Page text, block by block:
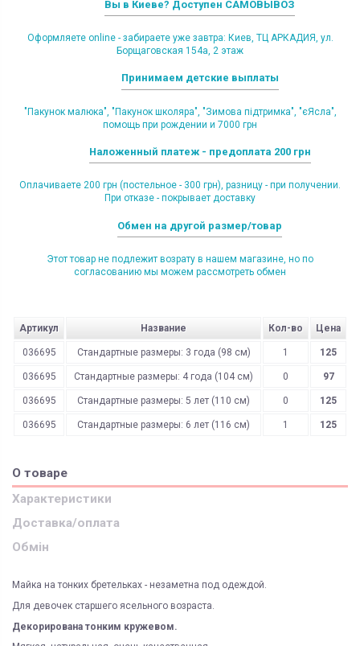
Вы в Киеве? Доступен САМОВЫВОЗ
Оформляете online - забираете уже завтра: Киев, ТЦ АРКАДИЯ, ул.
Борщаговская 154а, 2 этаж
Принимаем детские выплаты
"Пакунок малюка", "Пакунок школяра", "Зимова підтримка", "єЯсла",
помощь при рождении и 7000 грн
Наложенный платеж - предоплата 200 грн
Оплачиваете 200 грн (постельное - 300 грн), разницу - при получении.
При отказе - покрывает доставку
Обмен на другой размер/товар
Этот товар не подлежит возрату в нашем магазине, но по
согласованию мы можем рассмотреть обмен
Артикул Название Кол-во Цена
036695 Стандартные размеры: 3 года (98 см) 1 125
036695 Стандартные размеры: 4 года (104 см) 0 97
036695 Стандартные размеры: 5 лет (110 см) 0 125
036695 Стандартные размеры: 6 лет (116 см) 1 125
О товаре
Характеристики
Доставка/оплата
Обмін
Майка на тонких бретельках - незаметна под одеждой.
Для девочек старшего ясельного возраста.
Декорирована тонким кружевом.